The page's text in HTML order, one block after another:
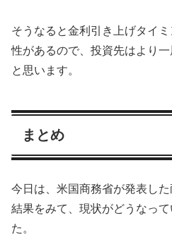
そうなると金利引き上げタイ
性があるので、投資先はより
と思います。
まとめ
今日は、米国商務省が発表し
結果をみて、現状がどうなっ
た。